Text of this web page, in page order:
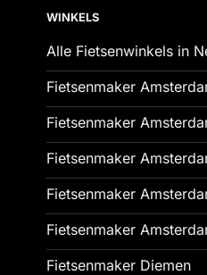
WINKELS
Alle Fietsenwinkels in
Fietsenmaker
Fietsenmaker
Fietsenmaker
Fietsenmaker
Fietsenmaker
Fietsenmaker Diemen